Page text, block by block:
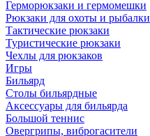
Герморюкзаки и гермомешки
Рюкзаки для охоты и рыбалки
Тактические рюкзаки
Туристические рюкзаки
Чехлы для рюкзаков
Игры
Бильярд
Столы бильярдные
Аксессуары для бильярда
Большой теннис
Овергрипы, виброгасители